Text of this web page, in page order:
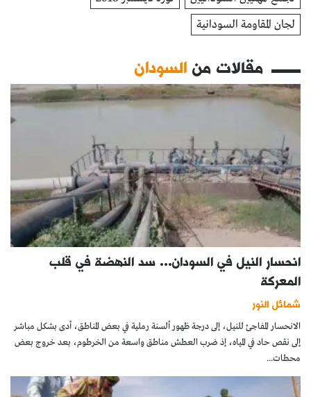
لجان المقاومة السودانية
مقالات منالسودان
انحسار النيل في السودان… سد النهضة في قلب
المعركة
شمائل النور
الانحسار المفاجئ للنيل، إلى درجة ظهور ألسنة رملية في بعض المناطق، أدى بشكل مباشر
إلى نقص حاد في المياه، إذ ضرب العطش مناطق واسعة من الخرطوم، بعد خروج بعض
محطات...